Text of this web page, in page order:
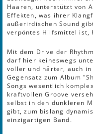
Haaren, unterstützt von
Effekten, was ihrer
außerirdischen Sound
verpöntes Hilfsmittel ist,
Mit dem Drive der
darf hier keineswegs
voller und härter, auch
Gegensatz zum Album
Songs wesentlich
kraftvollen Groove
selbst in den dunkleren
gibt, zum bislang
einzigartigen Band.